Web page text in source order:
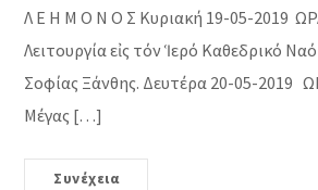
Λ Ε Η Μ Ο Ν Ο Σ Κυριακή 19-05-2019
Λειτουργία εἰς τόν Ἱερό Καθεδρικό
Σοφίας Ξάνθης. Δευτέρα 20-05-2019
Μέγας […]
Συνέχεια